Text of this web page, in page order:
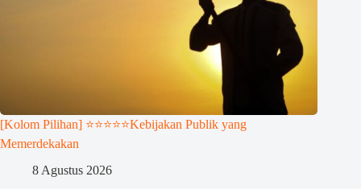
[Kolom Pilihan] ⭐⭐⭐⭐⭐Kebijakan Publik yang
Memerdekakan
8 Agustus 2026